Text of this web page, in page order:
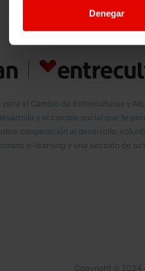
Denegar
para el Cambio de Entreculturas y
y el cambio social que te
cooperación al desarrollo,
e-learning y una sección de
Copyright © 2024 –